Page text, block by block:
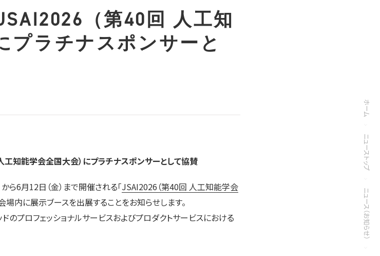
（第40回 人工知
プラチナスポンサーと
ホーム
ニューストップ
ニュース（お知らせ）
工知能学会全国大会）にプラチナスポンサーとして協賛
ら6月12日（金）まで開催される「JSAI2026（第40回 人工知能学会
場内に展示ブースを出展することをお知らせします。
のプロフェッショナルサービスおよびプロダクトサービスにおける